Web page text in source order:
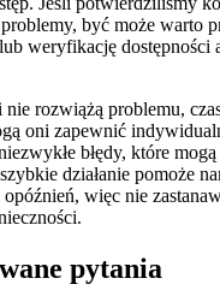
być może warto
lub weryfikację dostępności
nie rozwiążą problemu,
oni zapewnić
błędy, które
działanie pomoże
więc nie
pytania